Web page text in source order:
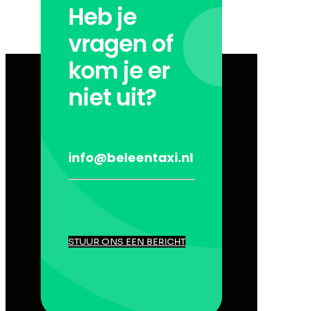
Heb je
vragen of
kom je er
niet uit?
info@beleentaxi.nl
STUUR ONS EEN BERICHT